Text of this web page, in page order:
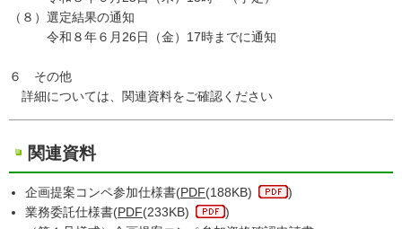
（８）選定結果の通知
令和８年６月26日（金）17時までに通知
６ その他
詳細については、関連資料をご確認ください
関連資料
企画提案コンペ参加仕様書(PDF(188KB)
)
業務委託仕様書(PDF(233KB)
)